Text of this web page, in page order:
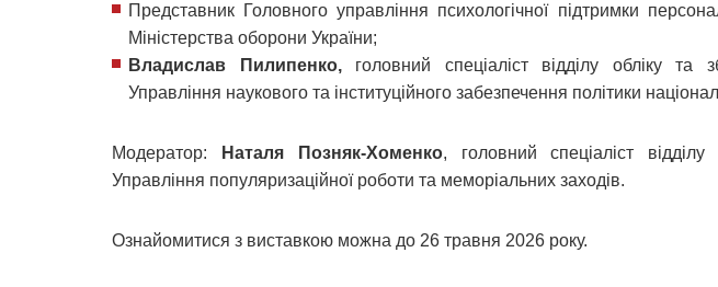
Представник Головного управління психологічної підтримки
Міністерства оборони України;
Владислав Пилипенко,головний спеціаліст відділу обліку та
Управління наукового та інституційного забезпечення політики
Модератор: Наталя Позняк-Хоменко, головний спеціаліст відділу
Управління популяризаційної роботи та меморіальних заходів.
Ознайомитися з виставкою можна до 26 травня 2026 року.